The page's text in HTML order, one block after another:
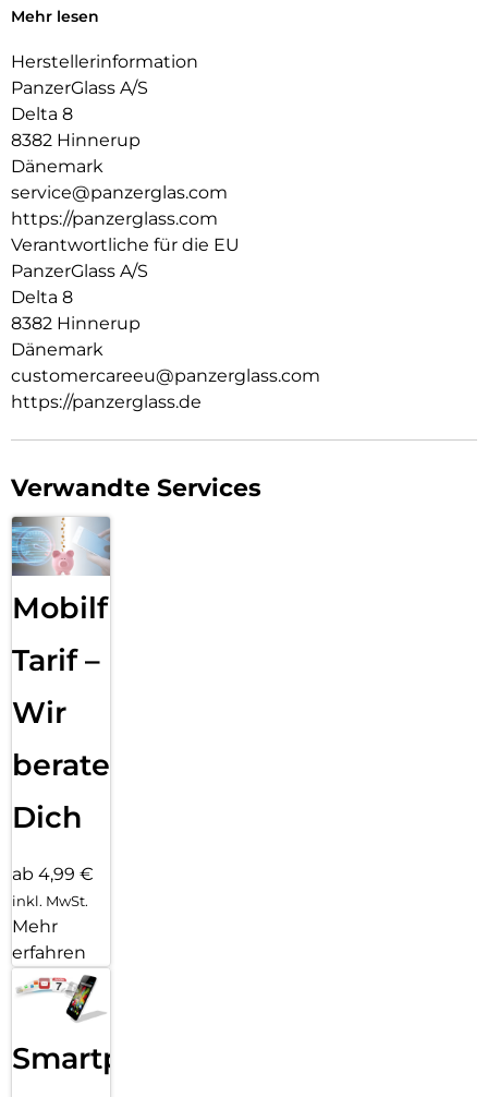
DARE TO CARE:
und Lifestyle-Marke, die aus den hochwertigsten Materialien
hergestellt und von Mode-, Kunst- und Musiktrends
beeinflusst wird. Wir kümmern uns um Menschen und die
Welt, in der wir leben. Wir legen Wert auf Nachhaltigkeit und
Selbstdarstellung. Wir kümmern uns um Technik und die
Lebensdauer von Technik. Verwandle dein Handy in ein
stilvoll geschütztes Accessoire. Zeig der Welt, dass du dich
um sie sorgst.
Mehr lesen
Herstellerinformation
PanzerGlass A/S
Delta 8
8382 Hinnerup
Dänemark
service@panzerglas.com
https://panzerglass.com
Verantwortliche für die EU
PanzerGlass A/S
Delta 8
8382 Hinnerup
Dänemark
customercareeu@panzerglass.com
https://panzerglass.de
Verwandte Services
Mobilfunk
Tarif –
Wir
beraten
Dich
ab 4,99 €
inkl. MwSt.
Mehr
erfahren
Smartphone